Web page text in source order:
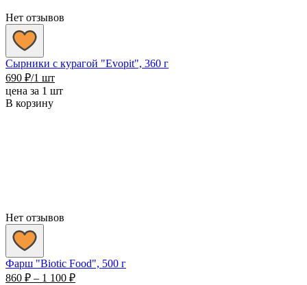
Нет отзывов
Сырники с курагой "Evopit", 360 г
690 ₽/1 шт
цена за 1 шт
В корзину
Нет отзывов
Фарш "Biotic Food", 500 г
860 ₽ – 1 100 ₽Диапазон